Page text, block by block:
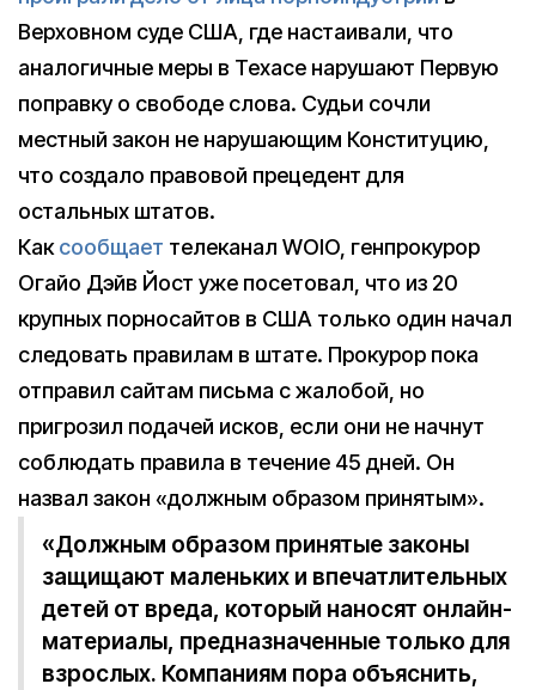
Верховном суде США, где настаивали, что
аналогичные меры в Техасе нарушают Первую
поправку о свободе слова. Судьи сочли
местный закон не нарушающим Конституцию,
что создало правовой прецедент для
остальных штатов.
Каксообщает телеканал WOIO, генпрокурор
Огайо Дэйв Йост уже посетовал, что из 20
крупных порносайтов в США только один начал
следовать правилам в штате. Прокурор пока
отправил сайтам письма с жалобой, но
пригрозил подачей исков, если они не начнут
соблюдать правила в течение 45 дней. Он
назвал закон «должным образом принятым».
«Должным образом принятые законы
защищают маленьких и впечатлительных
детей от вреда, который наносят онлайн-
материалы, предназначенные только для
взрослых. Компаниям пора объяснить,